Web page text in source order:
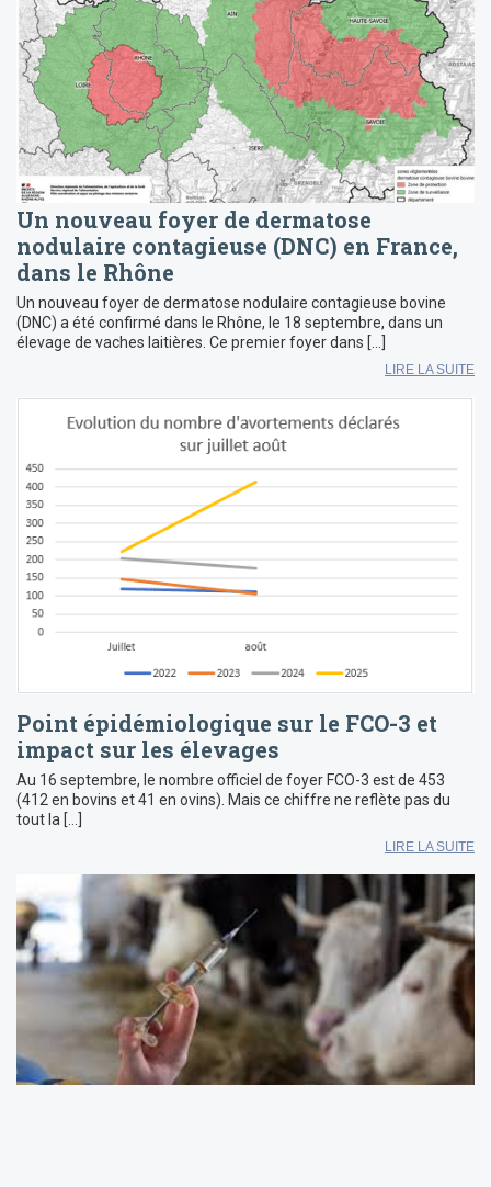
Un nouveau foyer de dermatose
nodulaire contagieuse (DNC) en France,
dans le Rhône
Un nouveau foyer de dermatose nodulaire contagieuse bovine
(DNC) a été confirmé dans le Rhône, le 18 septembre, dans un
élevage de vaches laitières. Ce premier foyer dans […]
LIRE LA SUITE
Point épidémiologique sur le FCO-3 et
impact sur les élevages
Au 16 septembre, le nombre officiel de foyer FCO-3 est de 453
(412 en bovins et 41 en ovins). Mais ce chiffre ne reflète pas du
tout la […]
LIRE LA SUITE